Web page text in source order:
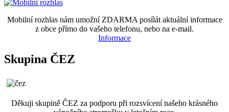
Mobilní rozhlas nám umožní ZDARMA posílát aktuální informace
z obce přímo do vašeho telefonu, nebo na e-mail.
Informace
Skupina ČEZ
Děkuji skupině ČEZ za podporu při rozsvícení našeho krásného